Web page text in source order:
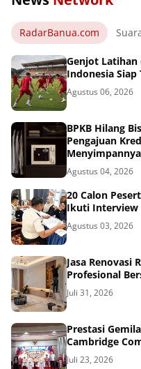
RadarBanua.com
Genjot Latihan
Indonesia
Agustus 06, 2026
BPKB Hilang
Pengajuan
Agustus 04, 2026
20 Calon
Ikuti Interview
Agustus 03, 2026
Jasa Renovasi
Profesional
Juli 31, 2026
Prestasi
Cambridge
Juli 23, 2026